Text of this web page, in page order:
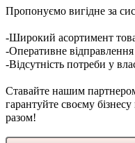
Пропонуємо вигідне за
-Широкий асортимент
-Оперативне
-Відсутність потреби у
Ставайте нашим
гарантуйте своєму
разом!